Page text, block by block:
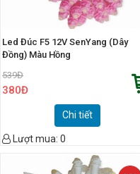
Led Đúc F5 12V SenYang (Dây
Đồng) Màu Hồng
539Đ
380Đ
Chi tiết
Lượt mua: 0